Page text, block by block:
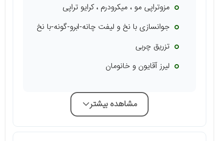
مزوتراپی مو ، میکرودرم ، کرایو تراپی
جوانسازی با نخ و لیفت چانه-ابرو-گونه-با نخ
تزریق چربی
لیرز آقایون و خانومان
مشاهده بیشتر